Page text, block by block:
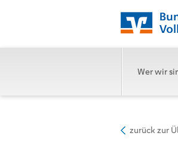
Wer wir
zurück zur